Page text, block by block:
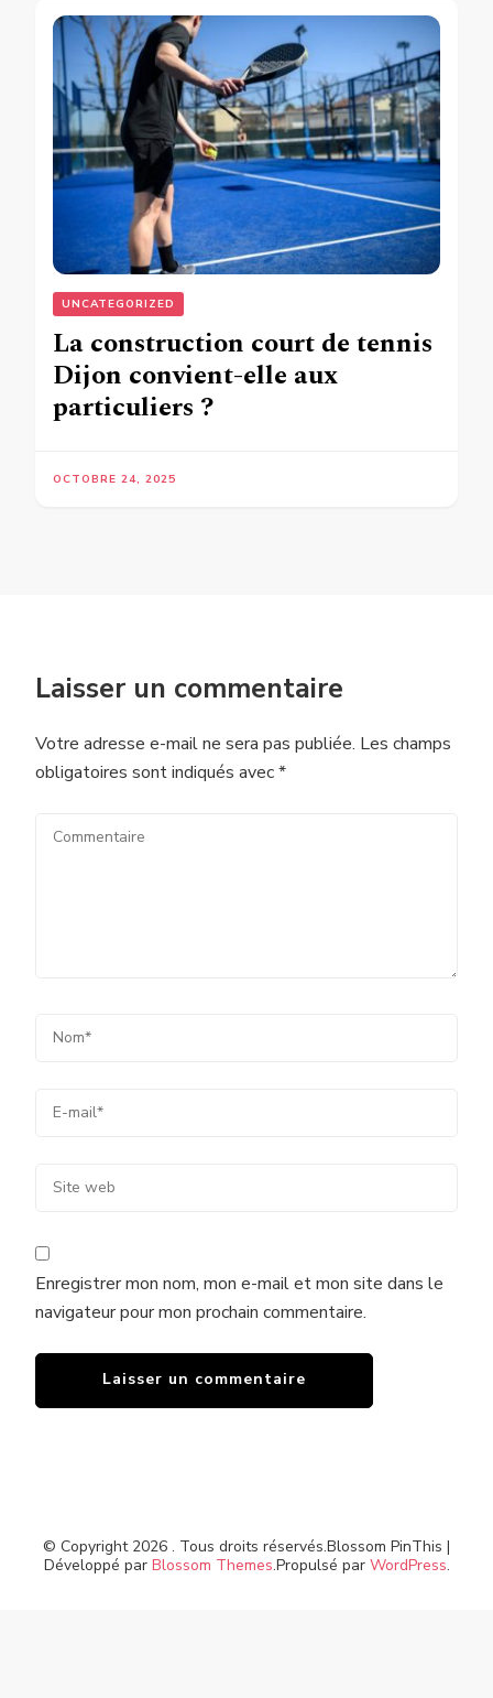
UNCATEGORIZED
La construction court de tennis
Dijon convient-elle aux
particuliers ?
OCTOBRE 24, 2025
Laisser un commentaire
Votre adresse e-mail ne sera pas publiée. Les champs
obligatoires sont indiqués avec*
Enregistrer mon nom, mon e-mail et mon site dans le
navigateur pour mon prochain commentaire.
© Copyright 2026 . Tous droits réservés.Blossom PinThis |
Développé par Blossom Themes.Propulsé par WordPress.